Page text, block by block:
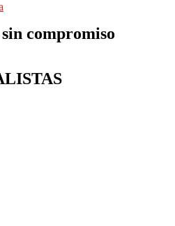
compromiso